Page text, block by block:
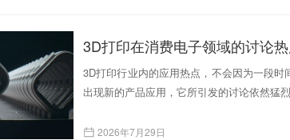
3D打印在消费电子领域的讨论
3D打印行业内的应用热点，不会因为一段
出现新的产品应用，它所引发的讨论依然猛
2026年7月29日